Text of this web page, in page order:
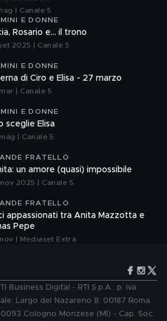
| Canale 5
E DONNE
Rosario e... il trono
2025 | Canale 5
E DONNE
di Ciro e Elisa - 27 marzo
| Canale 5
E DONNE
sceglie Elisa
| Canale 5
FRATELLO
un amore (quasi) impossibile
2025 | Canale 5
FRATELLO
appassionati tra Anita Mazzotta e
Pepe
| Mediaset Extra
Business Digital - RTI S.p.A.: p. iva
Largo del Nazareno 8, 00187 Roma.
Cologno Monzese (MI) - Cap. Soc.